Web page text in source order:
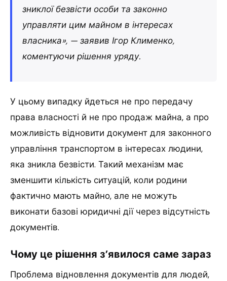
зниклої безвісти особи та законно
управляти цим майном в інтересах
власника», — заявив Ігор Клименко,
коментуючи рішення уряду.
У цьому випадку йдеться не про передачу
права власності й не про продаж майна, а про
можливість відновити документ для законного
управління транспортом в інтересах людини,
яка зникла безвісти. Такий механізм має
зменшити кількість ситуацій, коли родини
фактично мають майно, але не можуть
виконати базові юридичні дії через відсутність
документів.
Чому це рішення з’явилося саме зараз
Проблема відновлення документів для людей,